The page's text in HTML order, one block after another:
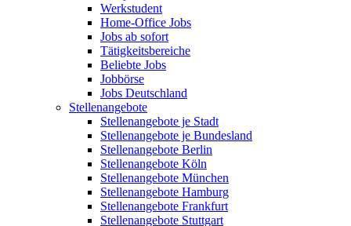
Werkstudent
Home-Office Jobs
Jobs ab sofort
Tätigkeitsbereiche
Beliebte Jobs
Jobbörse
Jobs Deutschland
Stellenangebote
Stellenangebote je Stadt
Stellenangebote je Bundesland
Stellenangebote Berlin
Stellenangebote Köln
Stellenangebote München
Stellenangebote Hamburg
Stellenangebote Frankfurt
Stellenangebote Stuttgart